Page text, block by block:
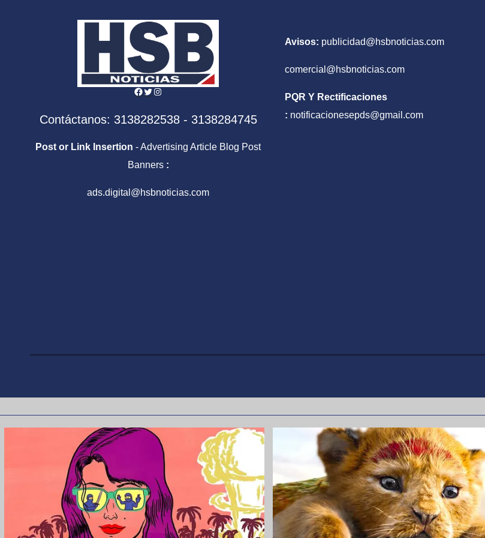
Facebook
Twitter
Instagram
Contáctanos: 3138282538 - 3138284745
Post or Link Insertion - Advertising Article Blog Post
Banners :
ads.digital@hsbnoticias.com
Avisos: publicidad@hsbnoticias.com
comercial@hsbnoticias.com
PQR Y Rectificaciones
: notificacionesepds@gmail.com